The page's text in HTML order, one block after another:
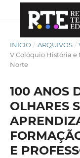
INÍCIO / ARQUIVOS /
V Colóquio História e
Norte
100 ANOS
OLHARES
E